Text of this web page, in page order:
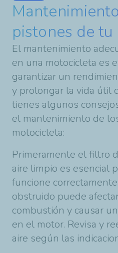
pistones de tu
El mantenimiento
en una motocicleta es
garantizar un
y prolongar la vida útil
tienes algunos
el mantenimiento de
motocicleta:
Primeramente el filtro
aire limpio es esencial
funcione
obstruido puede
combustión y causar
en el motor. Revisa y
aire según las